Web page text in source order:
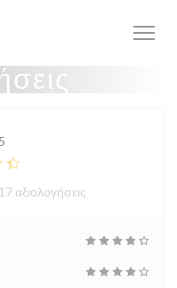
αξιολογήσεις